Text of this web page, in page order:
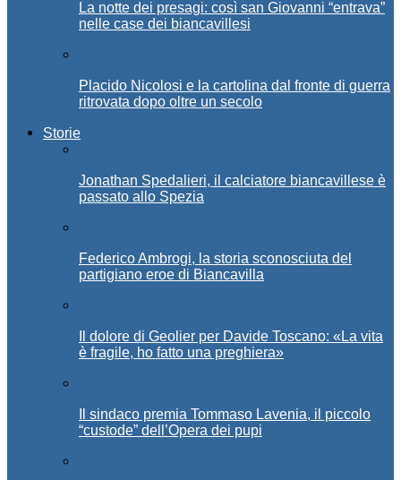
La notte dei presagi: così san Giovanni “entrava”
nelle case dei biancavillesi
Placido Nicolosi e la cartolina dal fronte di guerra
ritrovata dopo oltre un secolo
Storie
Jonathan Spedalieri, il calciatore biancavillese è
passato allo Spezia
Federico Ambrogi, la storia sconosciuta del
partigiano eroe di Biancavilla
Il dolore di Geolier per Davide Toscano: «La vita
è fragile, ho fatto una preghiera»
Il sindaco premia Tommaso Lavenia, il piccolo
“custode” dell’Opera dei pupi